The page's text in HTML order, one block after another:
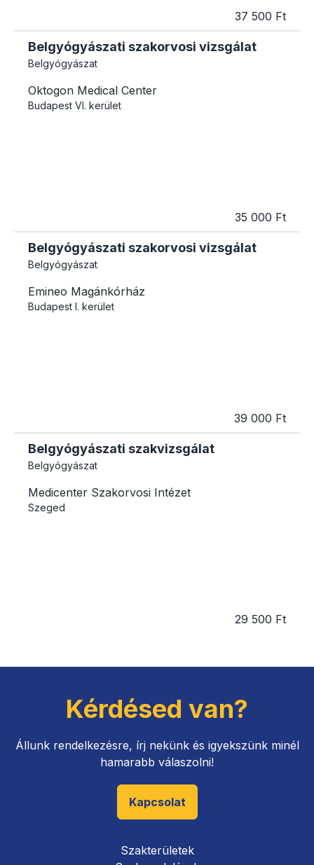
37 500 Ft
Belgyógyászati szakorvosi vizsgálat
Belgyógyászat
Oktogon Medical Center
Budapest VI. kerület
35 000 Ft
Belgyógyászati szakorvosi vizsgálat
Belgyógyászat
Emineo Magánkórház
Budapest I. kerület
39 000 Ft
Belgyógyászati szakvizsgálat
Belgyógyászat
Medicenter Szakorvosi Intézet
Szeged
29 500 Ft
Kérdésed van?
Állunk rendelkezésre, írj nekünk és igyekszünk minél
hamarabb válaszolni!
Kapcsolat
Szakterületek